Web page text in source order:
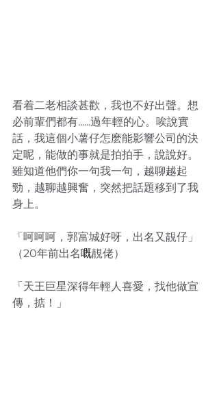
看着二老相談甚歡，我也不好出聲。想
必前輩們都有......過年輕的心。唉說實
話，我這個小薯仔怎麽能影響公司的決
定呢，能做的事就是拍拍手，說說好。
雖知道他們你一句我一句，越聊越起
勁，越聊越興奮，突然把話題移到了我
身上。
「呵呵呵，郭富城好呀，出名又靚仔」
（20年前出名嘅靚佬）
「天王巨星深得年輕人喜愛，找他做宣
傳，掂！」